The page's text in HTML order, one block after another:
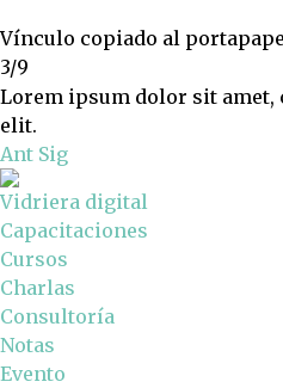
Vínculo copiado al
3/9
Lorem ipsum dolor sit
elit.
Ant Sig
Vidriera digital
Capacitaciones
Cursos
Charlas
Consultoría
Notas
Evento